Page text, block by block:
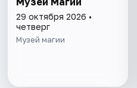
29 октября 2026 •
четверг
Музей магии